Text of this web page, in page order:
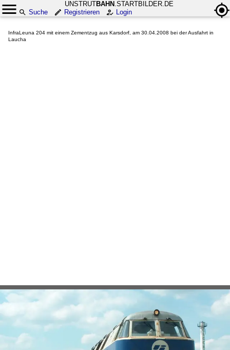
UNSTRUTBAHN .STARTBILDER.DE
Suche
Registrieren Login
InfraLeuna 204 mit einem Zementzug aus Karsdorf, am 30.04.2008 bei der Ausfahrt in
Laucha